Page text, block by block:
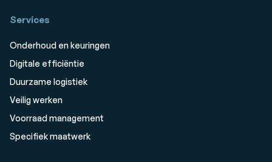
Services
Onderhoud en keuringen
Digitale efficiëntie
Duurzame logistiek
Veilig werken
Voorraad management
Specifiek maatwerk